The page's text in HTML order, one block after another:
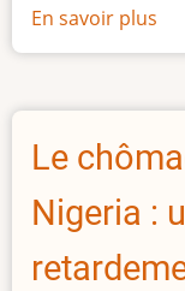
En savoir plus
La
Le
Nigeria :